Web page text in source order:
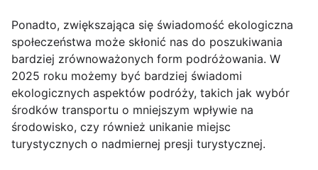
Ponadto, zwiększająca się świadomość ekologiczna
społeczeństwa może skłonić nas do poszukiwania
bardziej zrównoważonych form podróżowania. W
2025 roku możemy być bardziej świadomi
ekologicznych aspektów podróży, takich jak wybór
środków transportu o mniejszym wpływie na
środowisko, czy również unikanie miejsc
turystycznych o nadmiernej presji turystycznej.